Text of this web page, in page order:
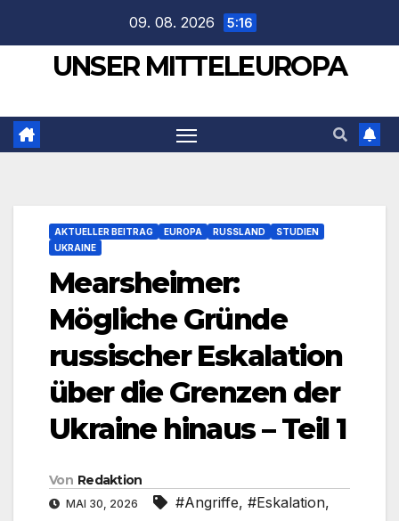
springen
09. 08. 2026 5:16
UNSER MITTELEUROPA
AKTUELLER BEITRAG EUROPA RUSSLAND
STUDIEN
UKRAINE
Mearsheimer:
Mögliche Gründe
russischer Eskalation
über die Grenzen der
Ukraine hinaus – Teil 1
Von Redaktion
MAI 30, 2026 #Angriffe, #Eskalation,